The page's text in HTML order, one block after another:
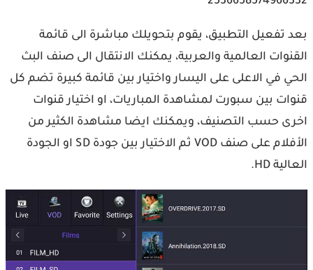
بعد تفعيل التطبيق، يقوم بتحويلك مباشرة الى قائمة
القنوات العالمية والعربية، يمكنك الانتقال الى صنف البث
الحي في الاعلى على اليسار واختيار بين قائمة كبيرة تضم كل
قنوات بين سبورت لمشاهدة المباريات، او اختيار قنوات
اخرى حسب التصنيف، ويمكنك ايضا مشاهدة الكثير من
الأفلام على صنف VOD ثم الاختيار بين جودة SD او الجودة
العالية HD.